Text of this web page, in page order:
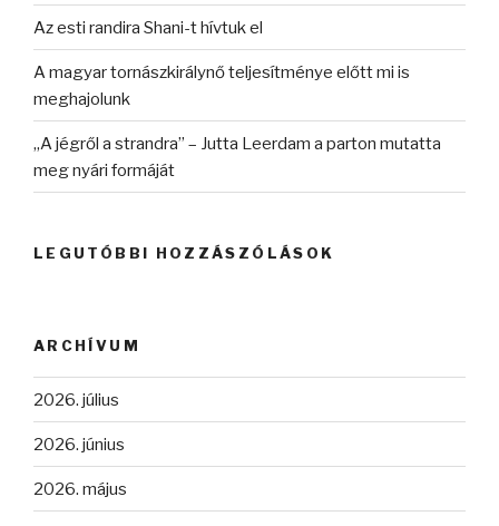
Az esti randira Shani-t hívtuk el
A magyar tornászkirálynő teljesítménye előtt mi is
meghajolunk
„A jégről a strandra” – Jutta Leerdam a parton mutatta
meg nyári formáját
LEGUTÓBBI HOZZÁSZÓLÁSOK
ARCHÍVUM
2026. július
2026. június
2026. május